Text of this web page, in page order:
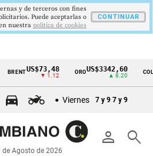
US$73,48
▼ 1.12
ORO US$3342,60 COLCAP
Viernes 7 y 9 7 y 9
person search
de Agosto de 2026
y de terceros con fines
Puede aceptarlas o
nuestra politica de cookies
CONTINUAR